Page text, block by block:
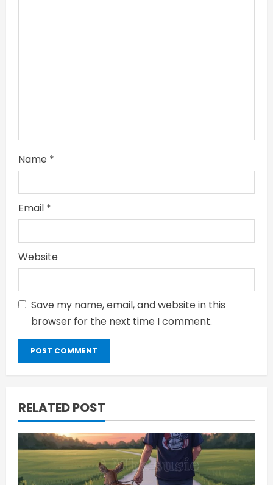
Name *
Email *
Website
Save my name, email, and website in this
browser for the next time I comment.
RELATED POST